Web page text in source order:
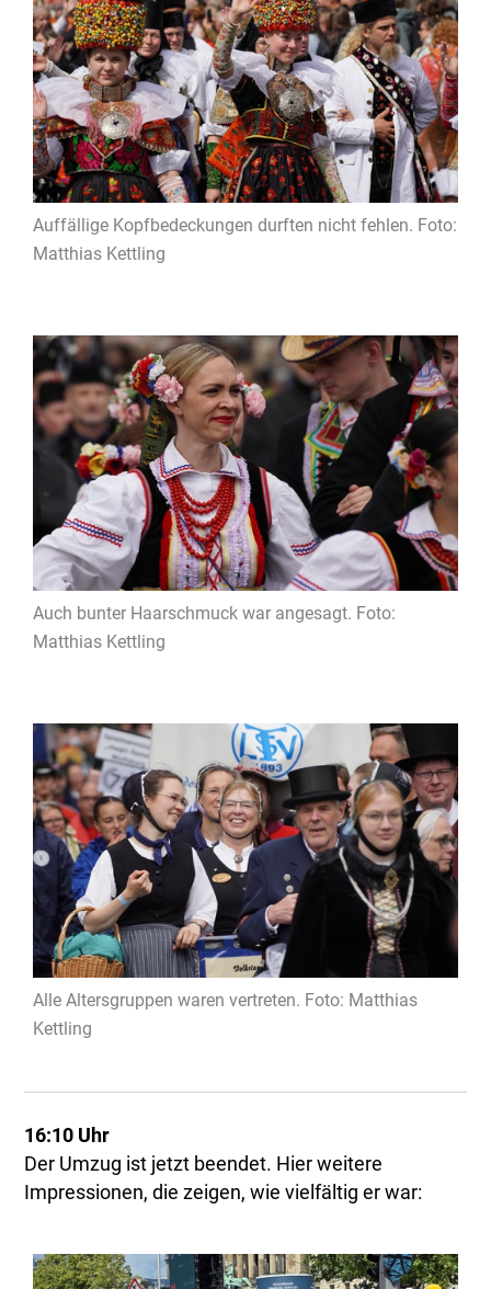
Auffällige Kopfbedeckungen durften nicht fehlen. Foto:
Matthias Kettling
Auch bunter Haarschmuck war angesagt. Foto:
Matthias Kettling
Alle Altersgruppen waren vertreten. Foto: Matthias
Kettling
16:10 Uhr
Der Umzug ist jetzt beendet. Hier weitere
Impressionen, die zeigen, wie vielfältig er war: